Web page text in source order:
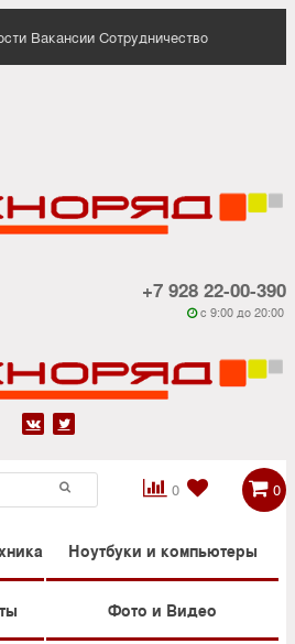
Вакансии Сотрудничество
+7 928 22-00-390
 c 9:00 до 20:00
 
0

 0
Ноутбуки и компьютеры
Фото и Видео